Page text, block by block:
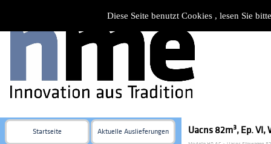
Diese Seite benutzt Cookies , lesen Sie
Startseite Aktuelle Auslieferungen Uacns 82m³, Ep.